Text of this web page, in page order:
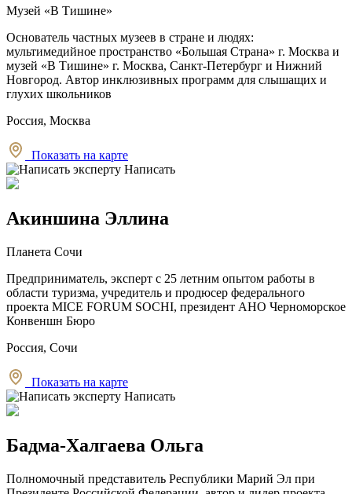
Музей «В Тишине»
Основатель частных музеев в стране и людях:
мультимедийное пространство «Большая Страна» г. Москва и
музей «В Тишине» г. Москва, Санкт-Петербург и Нижний
Новгород. Автор инклюзивных программ для слышащих и
глухих школьников
Россия, Москва
Показать на карте
Написать
Акиншина Эллина
Планета Сочи
Предприниматель, эксперт с 25 летним опытом работы в
области туризма, учредитель и продюсер федерального
проекта MICE FORUM SOCHI, президент АНО Черноморское
Конвеншн Бюро
Россия, Сочи
Показать на карте
Написать
Бадма-Халгаева Ольга
Полномочный представитель Республики Марий Эл при